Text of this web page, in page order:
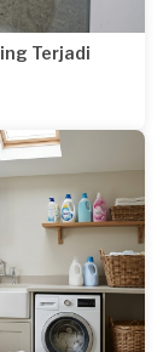
Terjadi